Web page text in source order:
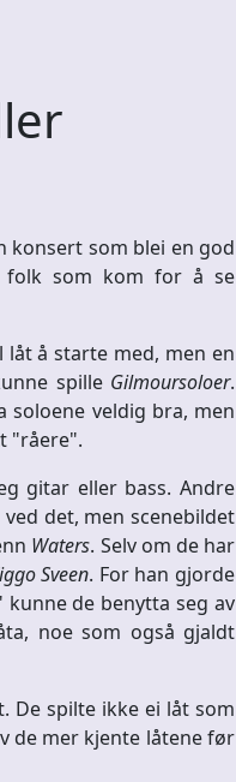
konsert som blei en god
som kom for å se
å starte med, men en
spille Gilmoursoloer.
soloene veldig bra, men
"råere".
gitar eller bass. Andre
det, men scenebildet
Waters. Selv om de har
Sveen. For han gjorde
kunne de benytta seg av
noe som også gjaldt
De spilte ikke ei låt som
de mer kjente låtene før